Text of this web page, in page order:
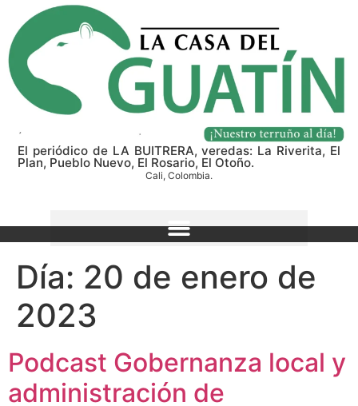
El periódico de LA BUITRERA, veredas: La Riverita, El
Plan, Pueblo Nuevo, El Rosario, El Otoño.
Cali, Colombia.
Día: 20 de enero de
2023
Podcast Gobernanza local y
administración de